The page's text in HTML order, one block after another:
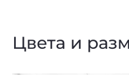
Цвета и